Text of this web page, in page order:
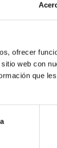
ofrecer
web con
que
tu